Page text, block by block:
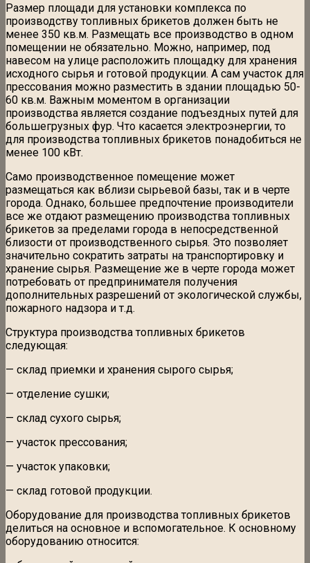
Размер площади для установки комплекса по
производству топливных брикетов должен быть не
менее 350 кв.м. Размещать все производство в одном
помещении не обязательно. Можно, например, под
навесом на улице расположить площадку для хранения
исходного сырья и готовой продукции. А сам участок для
прессования можно разместить в здании площадью 50-
60 кв.м. Важным моментом в организации
производства является создание подъездных путей для
большегрузных фур. Что касается электроэнергии, то
для производства топливных брикетов понадобиться не
менее 100 кВт.
Само производственное помещение может
размещаться как вблизи сырьевой базы, так и в черте
города. Однако, большее предпочтение производители
все же отдают размещению производства топливных
брикетов за пределами города в непосредственной
близости от производственного сырья. Это позволяет
значительно сократить затраты на транспортировку и
хранение сырья. Размещение же в черте города может
потребовать от предпринимателя получения
дополнительных разрешений от экологической службы,
пожарного надзора и т.д.
Структура производства топливных брикетов
следующая:
— склад приемки и хранения сырого сырья;
— отделение сушки;
— склад сухого сырья;
— участок прессования;
— участок упаковки;
— склад готовой продукции.
Оборудование для производства топливных брикетов
делиться на основное и вспомогательное. К основному
оборудованию относится: